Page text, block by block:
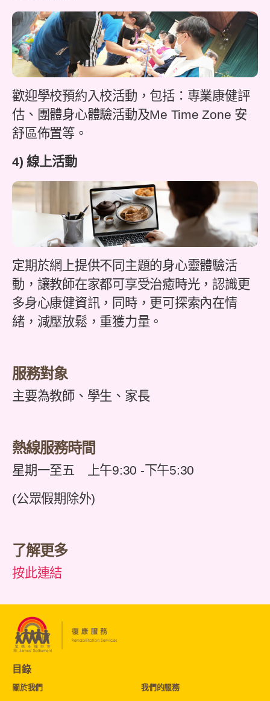
歡迎學校預約入校活動，包括：專業康健評
估、團體身心體驗活動及Me Time Zone 安
舒區佈置等。
4) 線上活動
定期於網上提供不同主題的身心靈體驗活
動，讓教師在家都可享受治癒時光，認識更
多身心康健資訊，同時，更可探索內在情
緒，減壓放鬆，重獲力量。
服務對象
主要為教師、學生、家長
熱線服務時間
星期一至五 上午9:30 -下午5:30
(公眾假期除外)
了解更多
按此連結
目錄
關於我們 我們的服務